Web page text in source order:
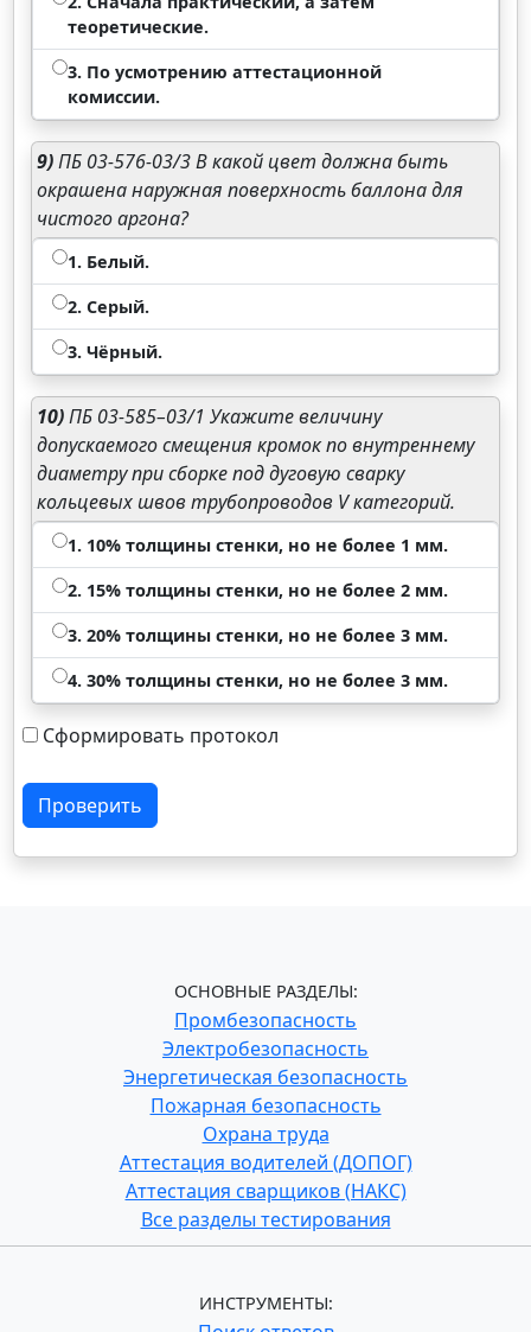
теоретические.
3. По усмотрению аттестационной
комиссии.
9)ПБ 03-576-03/3 В какой цвет должна быть
окрашена наружная поверхность баллона для
чистого аргона?
1. Белый.
2. Серый.
3. Чёрный.
10)ПБ 03-585–03/1 Укажите величину
допускаемого смещения кромок по внутреннему
диаметру при сборке под дуговую сварку
кольцевых швов трубопроводов V категорий.
1. 10% толщины стенки, но не более 1 мм.
2. 15% толщины стенки, но не более 2 мм.
3. 20% толщины стенки, но не более 3 мм.
4. 30% толщины стенки, но не более 3 мм.
Сформировать протокол
Проверить
ОСНОВНЫЕ РАЗДЕЛЫ:
Промбезопасность
Электробезопасность
Энергетическая безопасность
Пожарная безопасность
Охрана труда
Аттестация водителей (ДОПОГ)
Аттестация сварщиков (НАКС)
Все разделы тестирования
ИНСТРУМЕНТЫ: